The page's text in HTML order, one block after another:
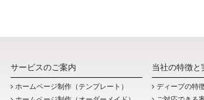
サービスのご案内
ホームページ制作（テンプレート）
当社の特徴と
ディープの特